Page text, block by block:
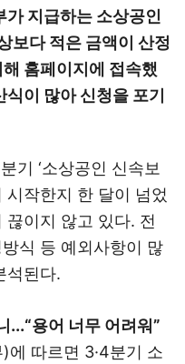
가 지급하는 소상공인
보다 적은 금액이 산정
홈페이지에 접속했
이 많아 신청을 포기
기 ‘소상공인 신속보
시작한지 한 달이 넘었
이지 않고 있다. 전
식 등 예외사항이 많
석된다.
용어 너무 어려워”
에 따르면 3·4분기 소